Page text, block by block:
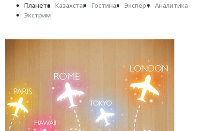
Планета Казахстан Гостиная Эксперт
Аналитика
Экстрим